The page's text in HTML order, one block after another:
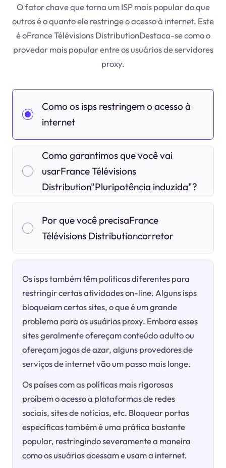
O fator chave que torna um ISP mais popular do que
outros é o quanto ele restringe o acesso à internet. Este
é oFrance Télévisions DistributionDestaca-se como o
provedor mais popular entre os usuários de servidores
proxy.
Como os isps restringem o acesso à
internet
Como garantimos que você vai
usarFrance Télévisions
Distribution"Pluripotência induzida"?
Por que você precisaFrance
Télévisions Distributioncorretor
Os isps também têm políticas diferentes para
restringir certas atividades on-line. Alguns isps
bloqueiam certos sites, o que é um grande
problema para os usuários proxy. Embora esses
sites geralmente ofereçam conteúdo adulto ou
ofereçam jogos de azar, alguns provedores de
serviços de internet vão um passo mais longe.
Os países com as políticas mais rigorosas
proíbem o acesso a plataformas de redes
sociais, sites de notícias, etc. Bloquear portas
específicas também é uma prática bastante
popular, restringindo severamente a maneira
como os usuários acessam e usam a internet.